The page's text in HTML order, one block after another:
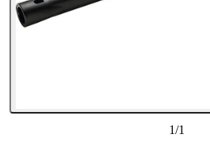
1/1